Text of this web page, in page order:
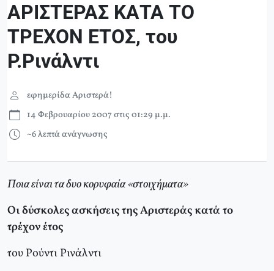
ΑΡΙΣΤΕΡΑΣ ΚΑΤΑ ΤΟ
ΤΡΕΧΟΝ ΕΤΟΣ, του
Ρ.Ρινάλντι
εφημερίδα Αριστερά!
14 Φεβρουαρίου 2007 στις 01:29 μ.μ.
~6 λεπτά ανάγνωσης
Ποια είναι τα δυο κορυφαία «στοιχήματα»
Oι δύσκολες ασκήσεις της Aριστεράς κατά το
τρέχον έτος
του Ρούντι Ρινάλντι